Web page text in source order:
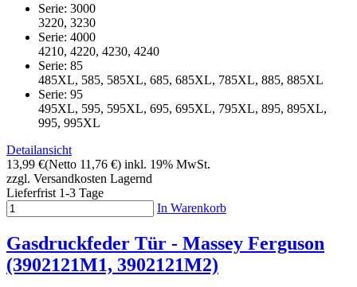
Serie: 3000
3220, 3230
Serie: 4000
4210, 4220, 4230, 4240
Serie: 85
485XL, 585, 585XL, 685, 685XL, 785XL, 885, 885XL
Serie: 95
495XL, 595, 595XL, 695, 695XL, 795XL, 895, 895XL,
995, 995XL
Detailansicht
13,99 €(Netto 11,76 €) inkl. 19% MwSt.
zzgl. Versandkosten Lagernd
Lieferfrist 1-3 Tage
In Warenkorb
Gasdruckfeder Tür - Massey Ferguson
(3902121M1, 3902121M2)